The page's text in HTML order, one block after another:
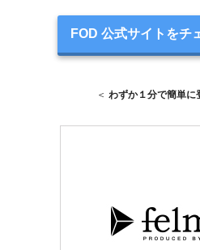
FOD 公式サイトをチ
＜ わずか１分で簡単に